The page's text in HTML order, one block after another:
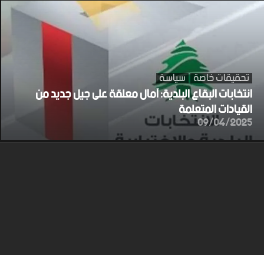
تحقيقات خاصة سياسة
انتخابات البقاع البلدية: آمال معلقة على جيل جديد من
القيادات المتعلمة
09/04/2025